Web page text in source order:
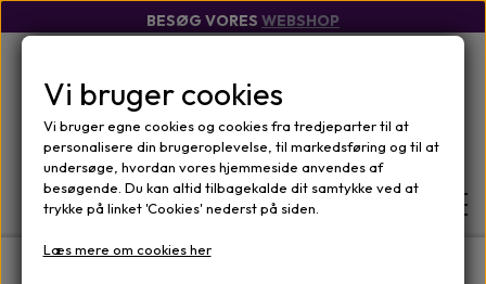
BESØG VORES WEBSHOP
Vi bruger cookies
Vi bruger egne cookies og cookies fra tredjeparter til at
personalisere din brugeroplevelse, til markedsføring og til at
undersøge, hvordan vores hjemmeside anvendes af
besøgende. Du kan altid tilbagekalde dit samtykke ved at
trykke på linket 'Cookies' nederst på siden.
Læs mere om cookies her